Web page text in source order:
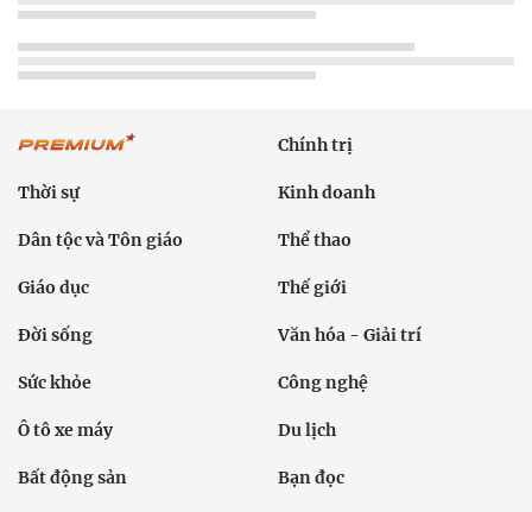
Chính trị
Thời sự Kinh doanh
Dân tộc và Tôn giáo Thể thao
Giáo dục Thế giới
Đời sống Văn hóa - Giải trí
Sức khỏe Công nghệ
Ô tô xe máy Du lịch
Bất động sản Bạn đọc